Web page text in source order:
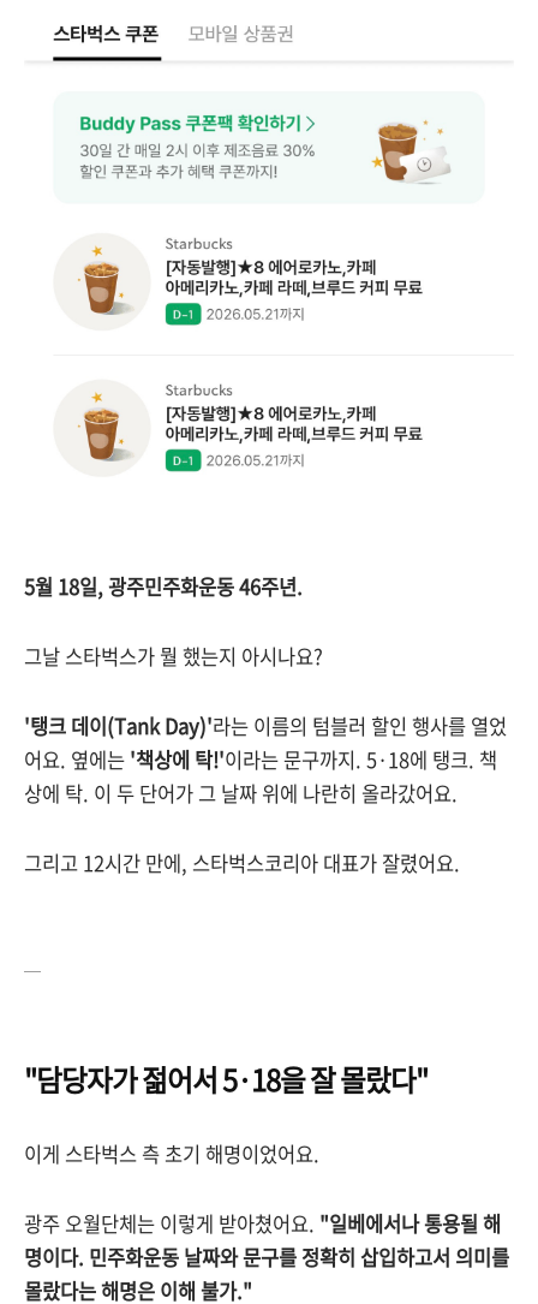
5월 18일, 광주민주화운동 46주년.
그날 스타벅스가 뭘 했는지 아시나요?
'탱크 데이(Tank Day)'라는 이름의 텀블러 할인 행사를 열었
어요. 옆에는 '책상에 탁!'이라는 문구까지. 5·18에 탱크. 책
상에 탁. 이 두 단어가 그 날짜 위에 나란히 올라갔어요.
그리고 12시간 만에, 스타벅스코리아 대표가 잘렸어요.
—
"담당자가 젊어서 5·18을 잘 몰랐다"
이게 스타벅스 측 초기 해명이었어요.
광주 오월단체는 이렇게 받아쳤어요. "일베에서나 통용될 해
명이다. 민주화운동 날짜와 문구를 정확히 삽입하고서 의미를
몰랐다는 해명은 이해 불가."